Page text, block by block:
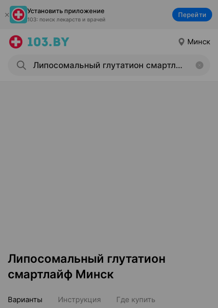
Установить приложение
103: поиск лекарств и врачей
Перейти
Минск
Липосомальный глутатион
смартлайф Минск
Варианты Инструкция Где купить